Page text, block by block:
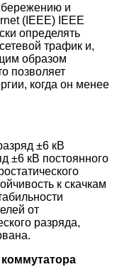
и
(IEEE) IEEE
определять
трафик и,
образом
позволяет
когда он менее
±6 кВ
±6 кВ постоянного
к скачкам
от
разряда,